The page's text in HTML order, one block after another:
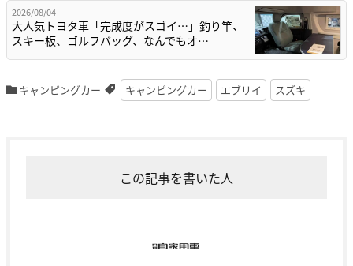
2026/08/04
大人気トヨタ車「完成度がスゴイ…」釣り竿、
スキー板、ゴルフバッグ、なんでもオ…
キャンピングカー キャンピングカー エブリイ スズキ
この記事を書いた人